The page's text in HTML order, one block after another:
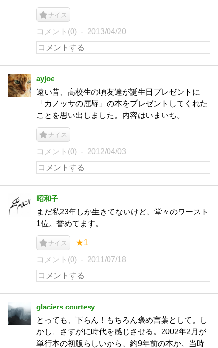
ナイス
コメント(0) 2013/04/20
ayjoe
遠い昔、高校生の頃友達が誕生日プレゼントに
「カノッサの屈辱」の本をプレゼントしてくれた
ことを思い出しました。内容はいまいち。
ナイス
コメント(0) 2012/04/03
昭和子
まだ私23年しか生きてないけど、堂々のワースト
1位。誉めてます。
ナイス ★1
コメント(0) 2011/07/18
glaciers courtesy
とっても、下らん！もちろん褒め言葉として。し
かし、さすがに時代を感じさせる。2002年2月が
単行本の初版らしいから、約9年前の本か。当時